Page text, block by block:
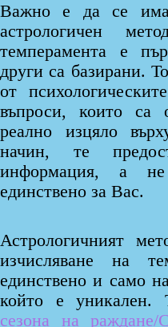
Важно е да се има
астрологичен
темперамента е
други са базирани.
от
въпроси, които
реално изцяло
начин, те
информация, а
единствено за Вас.
Астрологичният
изчисляване на
единствено и само
който е уникален.
сезона на раждане/